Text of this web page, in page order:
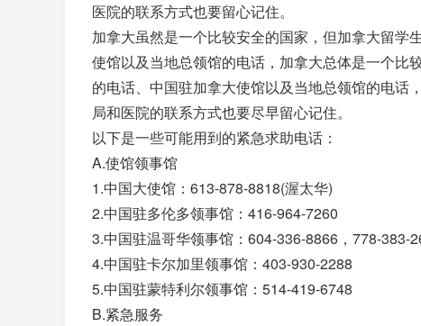
医院的联系方式也要留心记住。
加拿大虽然是一个比较安全的国家，但加拿大留学
使馆以及当地总领馆的电话，加拿大总体是一个比
的电话、中国驻加拿大使馆以及当地总领馆的电话
局和医院的联系方式也要尽早留心记住。
以下是一些可能用到的紧急求助电话：
A.使馆领事馆
1.中国大使馆：613-878-8818(渥太华)
2.中国驻多伦多领事馆：416-964-7260
3.中国驻温哥华领事馆：604-336-8866，778-383-
4.中国驻卡尔加里领事馆：403-930-2288
5.中国驻蒙特利尔领事馆：514-419-6748
B.紧急服务